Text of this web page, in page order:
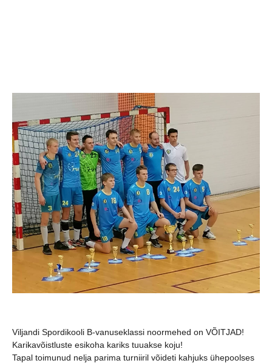
Viljandi Spordikooli B-vanuseklassi noormehed on VÕITJAD!
Karikavõistluste esikoha kariks tuuakse koju!
Tapal toimunud nelja parima turniiril võideti kahjuks ühepoolses